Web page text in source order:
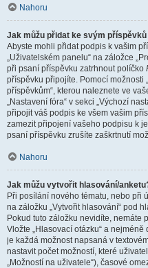
Nahoru
Jak můžu přidat ke svým příspěvků
Abyste mohli přidat podpis k vašim
„Uživatelském panelu“ na záložce
při psaní příspěvku zatrhnout políčko
příspěvku připojíte. Pomocí možnosti
příspěvkům“, kterou naleznete ve
„Nastavení fóra“ v sekci „Výchozí
připojit váš podpis ke všem vašim
zamezit připojení vašeho podpisu k
psaní příspěvku zrušíte zaškrtnutí
Nahoru
Jak můžu vytvořit hlasování/
Při posílání nového tématu, nebo při
na záložku „Vytvořit hlasování“ pod
Pokud tuto záložku nevidíte, nemáte
Vložte „Hlasovací otázku“ a nejméně
je každá možnost napsaná v
nastavit počet možností, které
„Možností na uživatele“), časové